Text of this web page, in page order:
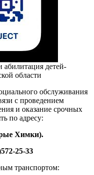
абилитация детей-
области
обслуживания
с проведением
и оказание срочных
по адресу:
Химки).
25-33
транспортом: